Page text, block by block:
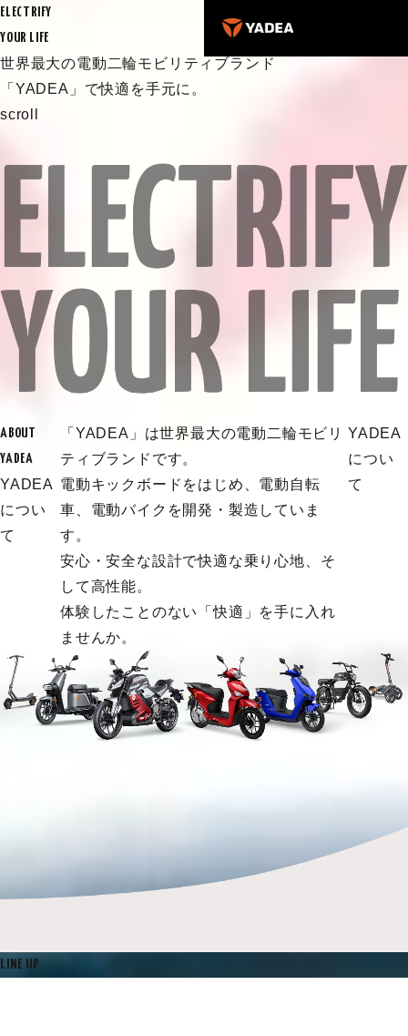
ELECTRIFY
YOUR LIFE
世界最大の電動二輪モビリティブランド
「YADEA」で快適を手元に。
scroll
ABOUT
YADEA
YADEA
につい
て
「YADEA」は世界最大の電動二輪モビリ
ティブランドです。
電動キックボードをはじめ、電動自転
車、電動バイクを開発・製造していま
す。
安心・安全な設計で快適な乗り心地、そ
して高性能。
体験したことのない「快適」を手に入れ
ませんか。
YADEA
につい
て
LINE UP